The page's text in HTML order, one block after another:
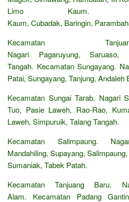
Limo Kaum.
Kaum, Cubadak, Baringin,
Kecamatan
Nagari Pagaruyung,
Tangah. Kecamatan Sungayang.
Patai, Sungayang, Tanjung, Andaleh
Kecamatan Sungai Tarab. Nagari
Tuo, Pasie Laweh, Rao-Rao,
Laweh, Simpuruik, Talang Tangah.
Kecamatan Salimpaung.
Mandahiling, Supayang, Salimpaung,
Sumaniak, Tabek Patah.
Kecamatan Tanjuang Baru.
Alam. Kecamatan Padang